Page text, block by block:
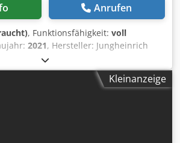
Anrufen
, Funktionsfähigkeit: voll
2021, Hersteller: Jungheinrich
2021 Djdpfxszr Ifve Apbeck Bauart:
Antriebsart: Elektro Tragkraft:
Stunden: 7443 Zustand: gebraucht
Kleinanzeige